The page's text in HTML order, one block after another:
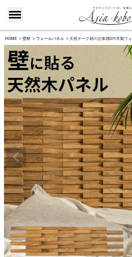
HOME 壁材 ウォールパネル 天然チーク材の立体感DIY木製ウ